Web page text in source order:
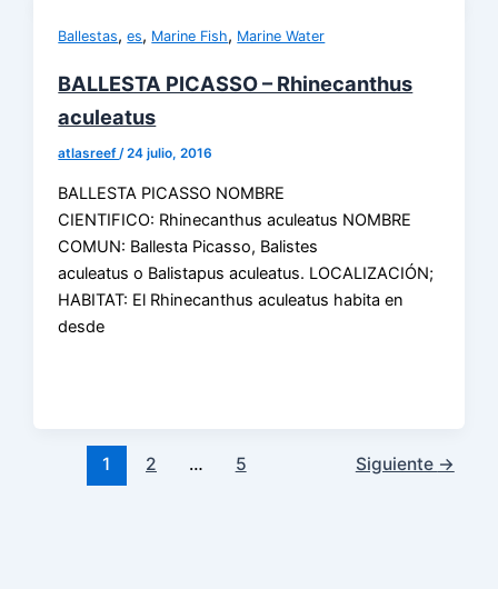
Ballestas,es, Marine Fish, Marine Water
BALLESTA PICASSO – Rhinecanthus
aculeatus
atlasreef/24 julio, 2016
BALLESTA PICASSO NOMBRE
CIENTIFICO: Rhinecanthus aculeatus NOMBRE
COMUN: Ballesta Picasso, Balistes
aculeatus o Balistapus aculeatus. LOCALIZACIÓN;
HABITAT: El Rhinecanthus aculeatus habita en
desde
1 2 … 5 Siguiente →